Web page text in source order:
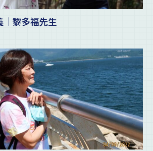
黎多福先生